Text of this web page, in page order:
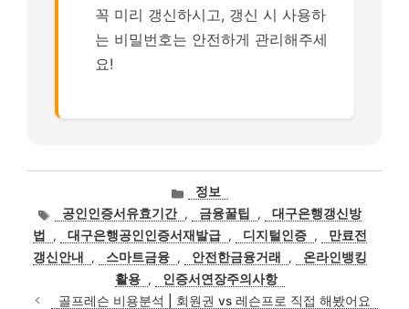
꼭 미리 갱신하시고, 갱신 시 사용하
는 비밀번호는 안전하게 관리해주세
요!
카
고
리
정보
태공인인증서유효기간 , 금융꿀팁 ,
대구은행갱신방
법
, 대구은행공인인증서재발급 , 디지털인증 ,
만료전
갱신안내
, 스마트금융 , 안전한금융거래 ,
온라인뱅킹
활용 ,
인증서연장주의사항
골프레슨 비용분석 | 회원권 vs 레슨프로 직접 해봤어요